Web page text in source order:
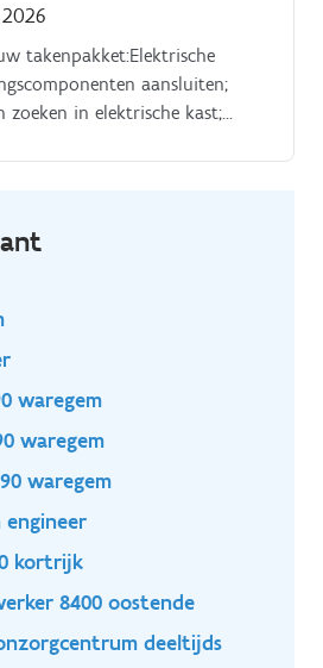
takenpakket:Elektrische
aansluiten;
in elektrische kast;
PLC programma;
waregem
waregem
waregem
engineer
kortrijk
8400 oostende
deeltijds